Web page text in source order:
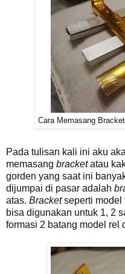
Cara Memasang
Pada tulisan kali ini aku
memasang bracketatau
gorden yang saat ini
dijumpai di pasar adalah
atas. Bracketseperti model
bisa digunakan untuk 1, 2
formasi 2 batang model rel